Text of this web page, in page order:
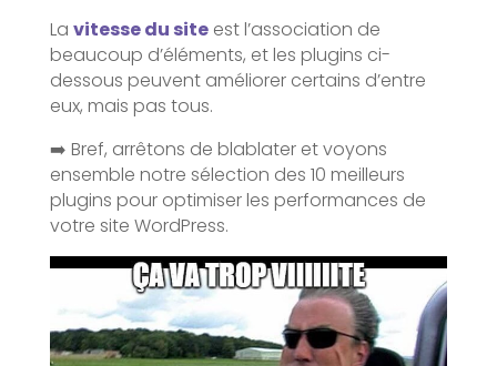
La vitesse du siteest l’association de
beaucoup d’éléments, et les plugins ci-
dessous peuvent améliorer certains d’entre
eux, mais pas tous.
➡️ Bref, arrêtons de blablater et voyons
ensemble notre sélection des 10 meilleurs
plugins pour optimiser les performances de
votre site WordPress.